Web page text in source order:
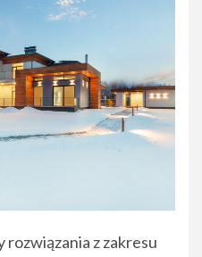
rozwiązania z zakresu